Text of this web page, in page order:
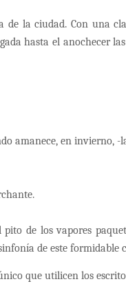
de la ciudad. Con una
hasta el anochecer
amanece, en invierno,
de los vapores
de este formidable
que utilicen los